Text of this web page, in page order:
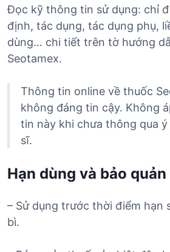
Đọc kỹ thông tin sử dụng: chỉ
định, tác dụng, tác dụng phụ,
dùng… chi tiết trên tờ hướng
Seotamex.
Thông tin online về thuốc
không đáng tin cậy. Không
tin này khi chưa thông qua
sĩ.
Hạn dùng và bảo quản
– Sử dụng trước thời điểm hạn
bì.